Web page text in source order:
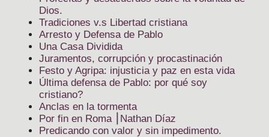
Dios.
Tradiciones v.s Libertad cristiana
Arresto y Defensa de Pablo
Una Casa Dividida
Juramentos, corrupción y procastinación
Festo y Agripa: injusticia y paz en esta vida
Última defensa de Pablo: por qué soy
cristiano?
Anclas en la tormenta
Por fin en Roma ⎮Nathan Díaz
Predicando con valor y sin impedimento.